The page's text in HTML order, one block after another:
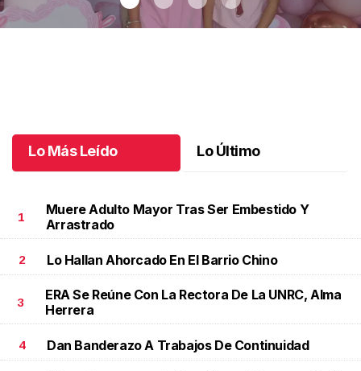
Lo Más Leído Lo Último
1
Muere Adulto Mayor Tras Ser Embestido Y
Arrastrado
2 Lo Hallan Ahorcado En El Barrio Chino
3
ERA Se Reúne Con La Rectora De La UNRC, Alma
Herrera
4 Dan Banderazo A Trabajos De Continuidad